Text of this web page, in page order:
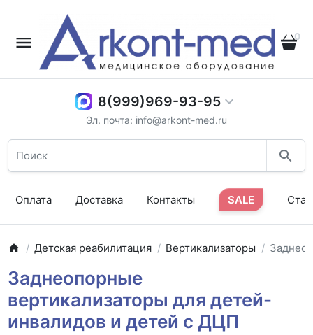
0
8(999)969-93-95
Эл. почта: info@arkont-med.ru
Оплата Доставка Контакты SALE
Детская реабилитация Вертикализаторы
Заднеопорные
вертикализаторы для детей-
инвалидов и детей с ДЦП